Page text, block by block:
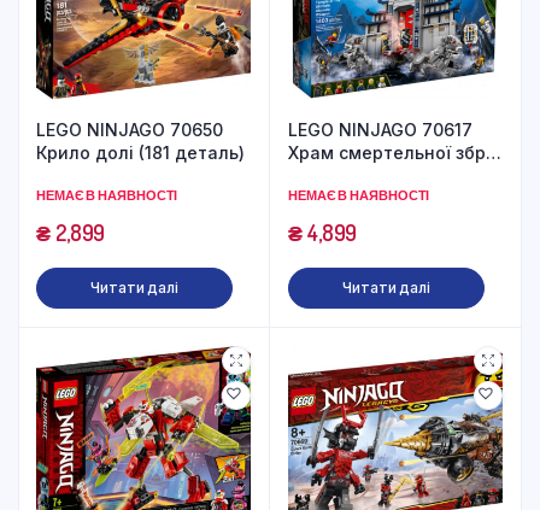
LEGO NINJAGO 70650
Крило долі (181 деталь)
НЕМАЄ В НАЯВНОСТІ
₴2,899
Читати далі
LEGO NINJAGO 70617
Храм смертельної зброї
НЕМАЄ В НАЯВНОСТІ
₴4,899
Читати далі